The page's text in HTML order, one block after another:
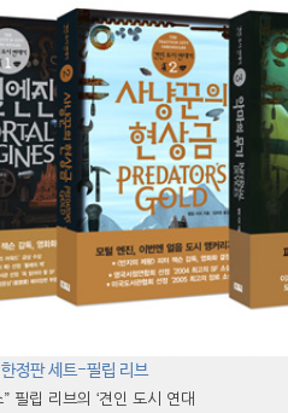
정판 세트-필립 리브
필립 리브의 ‘견인 도시 연대